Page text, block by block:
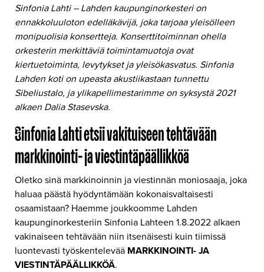
Sinfonia Lahti – Lahden kaupunginorkesteri on
ennakkoluuloton edelläkävijä, joka tarjoaa yleisölleen
monipuolisia konsertteja. Konserttitoiminnan ohella
orkesterin merkittäviä toimintamuotoja ovat
kiertuetoiminta, levytykset ja yleisökasvatus. Sinfonia
Lahden koti on upeasta akustiikastaan tunnettu
Sibeliustalo, ja ylikapellimestarimme on syksystä 2021
alkaen Dalia Stasevska.
Sinfonia Lahti etsii vakituiseen tehtävään
markkinointi- ja viestintäpäällikköä
Oletko sinä markkinoinnin ja viestinnän moniosaaja, joka
haluaa päästä hyödyntämään kokonaisvaltaisesti
osaamistaan? Haemme joukkoomme Lahden
kaupunginorkesteriin Sinfonia Lahteen 1.8.2022 alkaen
vakinaiseen tehtävään niin itsenäisesti kuin tiimissä
luontevasti työskentelevää MARKKINOINTI- JA
VIESTINTÄPÄÄLLIKKÖÄ.